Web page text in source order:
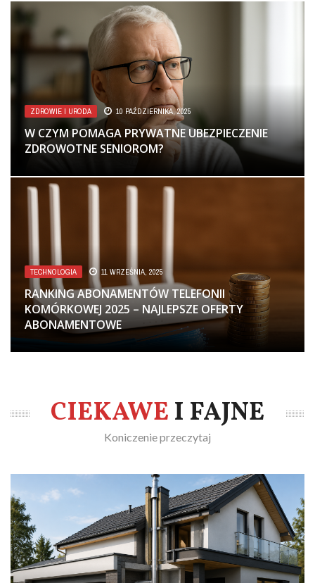
ZDROWIE I URODA 10 PAŹDZIERNIKA, 2025
W CZYM POMAGA PRYWATNE UBEZPIECZENIE
ZDROWOTNE SENIOROM?
TECHNOLOGIA 11 WRZEŚNIA, 2025
RANKING ABONAMENTÓW TELEFONII
KOMÓRKOWEJ 2025 – NAJLEPSZE OFERTY
ABONAMENTOWE
CIEKAWE I FAJNE
Koniczenie przeczytaj